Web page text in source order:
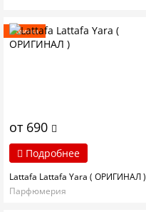
Новинка
от 690
Подробнее
Lattafa Lattafa Yara ( ОРИГИНАЛ )
Парфюмерия